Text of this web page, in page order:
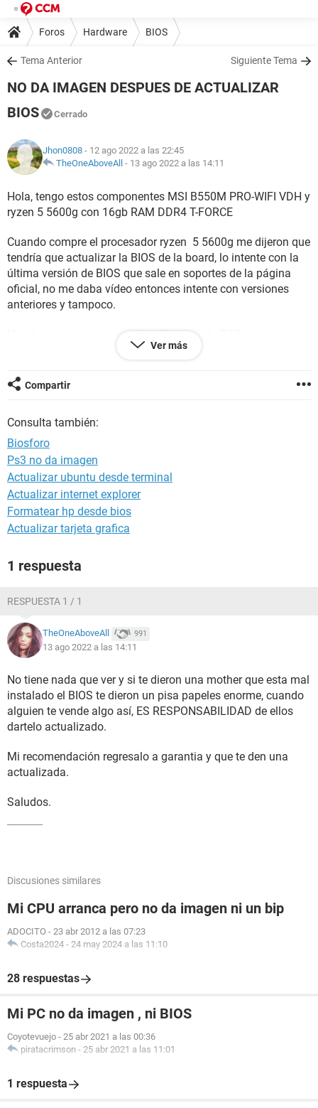
Foros Hardware BIOS
Tema Anterior Siguiente Tema
NO DA IMAGEN DESPUES DE ACTUALIZAR
BIOS
Cerrado
Jhon0808 - 12 ago 2022 a las 22:45
TheOneAboveAll - 13 ago 2022 a las 14:11
Hola, tengo estos componentes MSI B550M PRO-WIFI VDH y
ryzen 5 5600g con 16gb RAM DDR4 T-FORCE
Cuando compre el procesador ryzen 5 5600g me dijeron que
tendría que actualizar la BIOS de la board, lo intente con la
última versión de BIOS que sale en soportes de la página
oficial, no me daba vídeo entonces intente con versiones
anteriores y tampoco.
No sé si quizás sea por qué no formatie la SSD o estaré
haciendo el procedimiento mal.
Se les agradece su ayuda
Ver más
Compartir
Consulta también:
Biosforo
Ps3 no da imagen
Actualizar ubuntu desde terminal
Actualizar internet explorer
Formatear hp desde bios
Actualizar tarjeta grafica
1 respuesta
RESPUESTA 1 / 1
TheOneAboveAll 991
13 ago 2022 a las 14:11
No tiene nada que ver y si te dieron una mother que esta mal
instalado el BIOS te dieron un pisa papeles enorme, cuando
alguien te vende algo así, ES RESPONSABILIDAD de ellos
dartelo actualizado.
Mi recomendación regresalo a garantia y que te den una
actualizada.
Saludos.
Discusiones similares
Mi CPU arranca pero no da imagen ni un bip
ADOCITO - 23 abr 2012 a las 07:23
Costa2024 - 24 may 2024 a las 11:10
28 respuestas
Mi PC no da imagen , ni BIOS
Coyotevuejo - 25 abr 2021 a las 00:36
piratacrimson - 25 abr 2021 a las 11:01
1 respuesta